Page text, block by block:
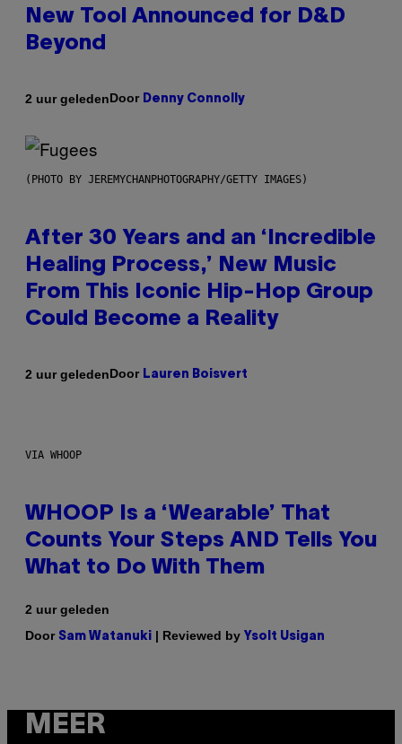
New Tool Announced for D&D
Beyond
2 uur geledenDoor Denny Connolly
(PHOTO BY JEREMYCHANPHOTOGRAPHY/GETTY IMAGES)
After 30 Years and an ‘Incredible
Healing Process,’ New Music
From This Iconic Hip-Hop Group
Could Become a Reality
2 uur geledenDoor Lauren Boisvert
VIA WHOOP
WHOOP Is a ‘Wearable’ That
Counts Your Steps AND Tells You
What to Do With Them
2 uur geleden
Door Sam Watanuki | Reviewed by Ysolt Usigan
MEER